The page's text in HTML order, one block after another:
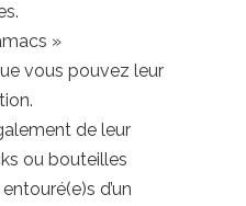
»
vous pouvez leur
de leur
ou bouteilles
d’un